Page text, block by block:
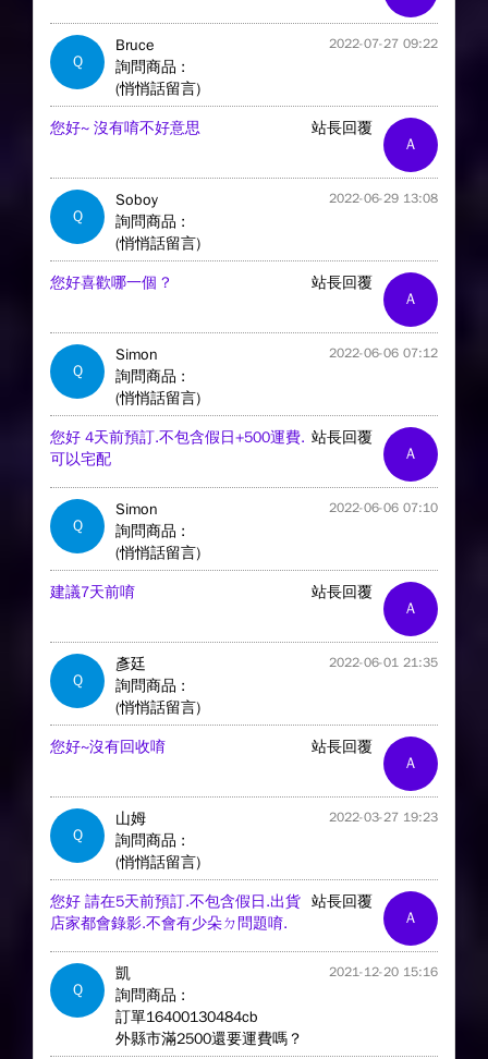
Q
Bruce 2022-07-27 09:22
詢問商品 :
(悄悄話留言)
A
站長回覆
您好~ 沒有唷不好意思
Q
Soboy 2022-06-29 13:08
詢問商品 :
(悄悄話留言)
A
站長回覆
您好喜歡哪一個 ?
Q
Simon 2022-06-06 07:12
詢問商品 :
(悄悄話留言)
A
站長回覆
您好 4天前預訂.不包含假日+500運費.
可以宅配
Q
Simon 2022-06-06 07:10
詢問商品 :
(悄悄話留言)
A
站長回覆
建議7天前唷
Q
彥廷 2022-06-01 21:35
詢問商品 :
(悄悄話留言)
A
站長回覆
您好~沒有回收唷
Q
山姆 2022-03-27 19:23
詢問商品 :
(悄悄話留言)
A
站長回覆
您好 請在5天前預訂.不包含假日.出貨
店家都會錄影.不會有少朵ㄉ問題唷.
Q
凱 2021-12-20 15:16
詢問商品 :
訂單16400130484cb
外縣市滿2500還要運費嗎？